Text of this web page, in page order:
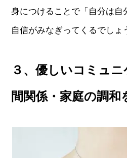
身につけることで「自分は自
自信がみなぎってくるでしょ
３、優しいコミュ
間関係・家庭の調和